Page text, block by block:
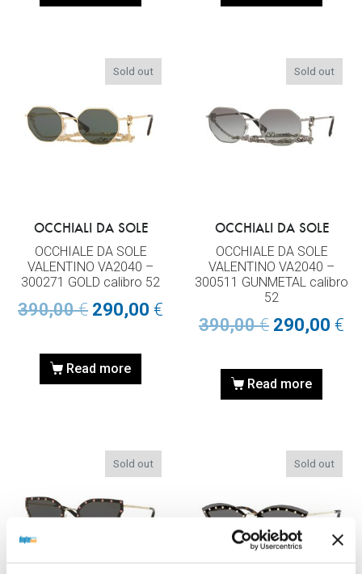
Sold out
OCCHIALI DA SOLE
OCCHIALE DA SOLE
VALENTINO VA2040 –
300271 GOLD calibro 52
390,00€ 290,00 €
Read more
Sold out
OCCHIALI DA SOLE
OCCHIALE DA SOLE
VALENTINO VA2040 –
300511 GUNMETAL calibro
52
390,00€ 290,00 €
Read more
Sold out Sold out